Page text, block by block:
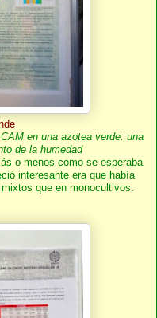
en una azotea verde: una
de la humedad
o menos como se esperaba
interesante era que había
que en monocultivos.